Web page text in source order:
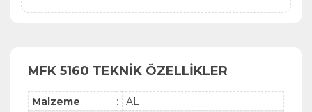
MFK 5160 TEKNİK ÖZELLİKLER
Malzeme :
AL